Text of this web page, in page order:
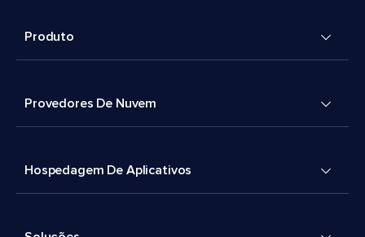
Produto
Provedores De Nuvem
Hospedagem De Aplicativos